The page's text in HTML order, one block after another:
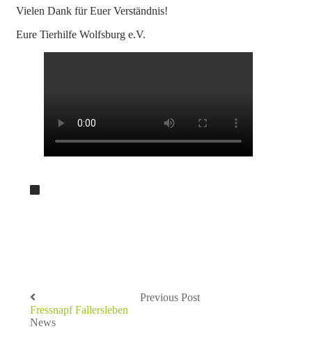
Vielen Dank für Euer Verständnis!
Eure Tierhilfe Wolfsburg e.V.
Previous Post
Fressnapf Fallersleben
News